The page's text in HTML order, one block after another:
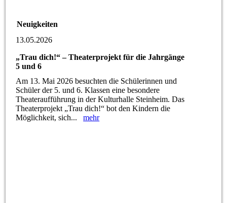
Neuigkeiten
13.05.2026
„Trau dich!“ – Theaterprojekt für die Jahrgänge
5 und 6
Am 13. Mai 2026 besuchten die Schülerinnen und
Schüler der 5. und 6. Klassen eine besondere
Theateraufführung in der Kulturhalle Steinheim. Das
Theaterprojekt „Trau dich!“ bot den Kindern die
Möglichkeit, sich...mehr